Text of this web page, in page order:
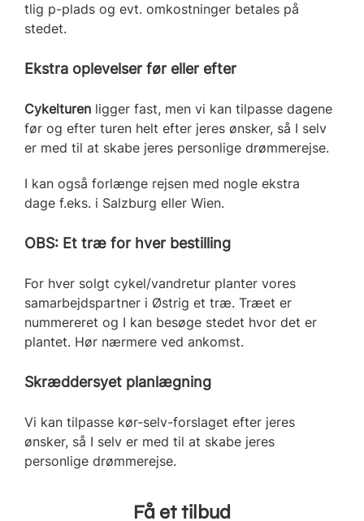
tlig p-plads og evt. omkostninger betales på
stedet.
Ekstra oplevelser før eller efter
Cykelturen ligger fast, men vi kan tilpasse dagene
før og efter turen helt efter jeres ønsker, så I selv
er med til at skabe jeres personlige drømmerejse.
I kan også forlænge rejsen med nogle ekstra
dage f.eks. i Salzburg eller Wien.
OBS: Et træ for hver bestilling
For hver solgt cykel/vandretur planter vores
samarbejdspartner i Østrig et træ. Træet er
nummereret og I kan besøge stedet hvor det er
plantet. Hør nærmere ved ankomst.
Skræddersyet planlægning
Vi kan tilpasse kør-selv-forslaget efter jeres
ønsker, så I selv er med til at skabe jeres
personlige drømmerejse.
Få et tilbud